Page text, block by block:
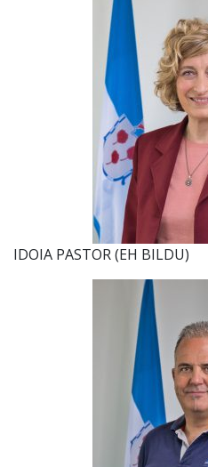
IDOIA PASTOR (EH BILDU)